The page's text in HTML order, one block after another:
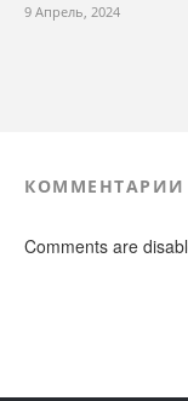
9 Апрель, 2024
КОММЕНТАРИИ
Comments are